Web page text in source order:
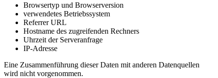
Browsertyp und Browserversion
verwendetes Betriebssystem
Referrer URL
Hostname des zugreifenden Rechners
Uhrzeit der Serveranfrage
IP-Adresse
Eine Zusammenführung dieser Daten mit anderen Datenquellen
wird nicht vorgenommen.